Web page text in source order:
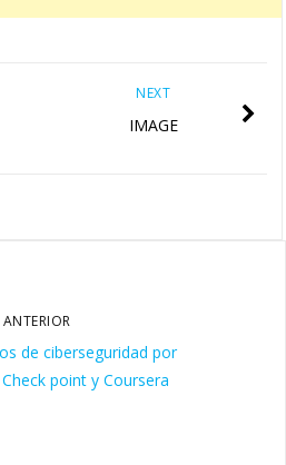
NEXT
IMAGE
ANTERIOR
de ciberseguridad por
point y Coursera